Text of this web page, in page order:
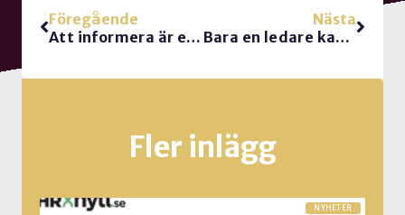
Föregående
Att informera är en metod – inte ett mål
Nästa
Bara en ledare kan informera!
Fler inlägg
NYHETER